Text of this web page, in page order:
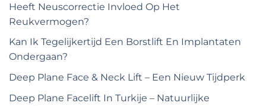
Heeft Neuscorrectie Invloed Op Het
Reukvermogen?
Kan Ik Tegelijkertijd Een Borstlift En Implantaten
Ondergaan?
Deep Plane Face & Neck Lift – Een Nieuw Tijdperk
Deep Plane Facelift In Turkije – Natuurlijke